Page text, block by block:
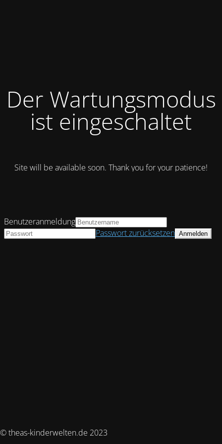
Der Wartungsmodus
ist eingeschaltet
Site will be available soon. Thank you for your patience!
© theas-kinderwelten.de 2023
Benutzeranmeldung
Passwort zurücksetzen